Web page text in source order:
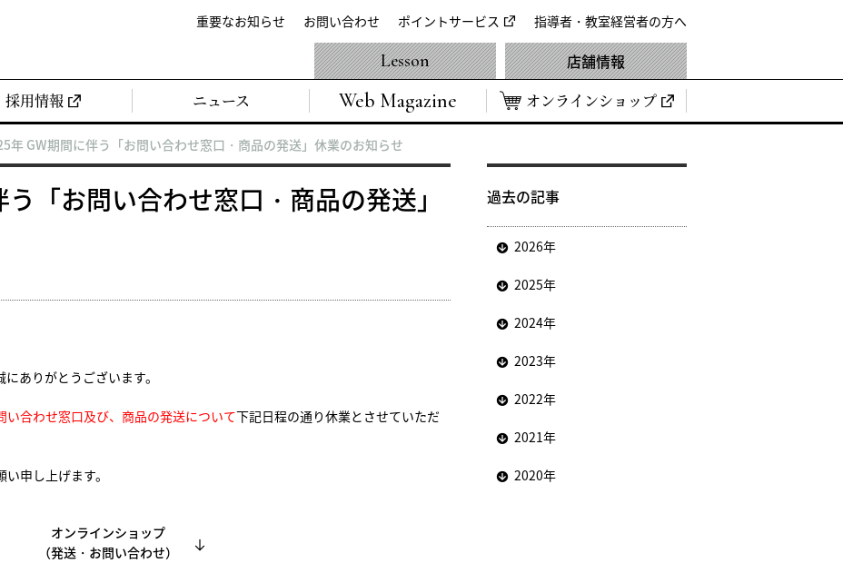
重要なお知らせ お問い合わせ ポイントサービス 指導者・教室経営者の方へ
採用情報 ニュース Web Magazine オンラインショップ
Lesson 店舗情報
年 GW期間に伴う「お問い合わせ窓口・商品の発送」休業のお知らせ
「お問い合わせ窓口・商品の発送」
ありがとうございます。
い合わせ窓口及び、商品の発送について下記日程の通り休業とさせていただ
申し上げます。
オンラインショップ
（発送・お問い合わせ）
過去の記事
2026年
2025年
2024年
2023年
2022年
2021年
2020年